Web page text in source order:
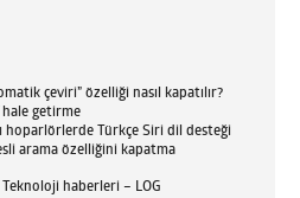
çeviri” özelliği nasıl kapatılır?
hale getirme
hoparlörlerde Türkçe Siri dil desteği
arama özelliğini kapatma
haberleri – LOG